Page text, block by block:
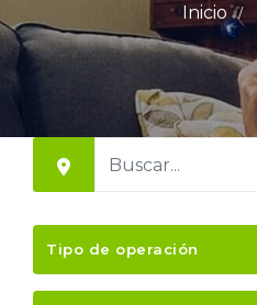
Inicio
Tipo de operación